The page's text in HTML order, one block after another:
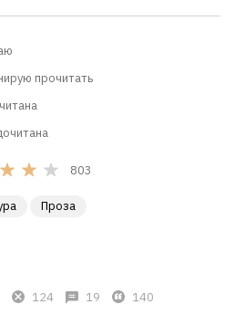
прочитать
803
Проза
124 19
140